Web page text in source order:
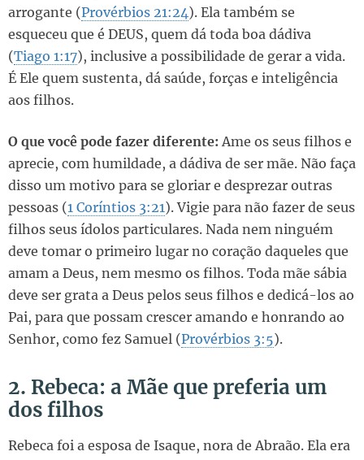
arrogante (Provérbios 21:24). Ela também se
esqueceu que é DEUS, quem dá toda boa dádiva
(Tiago 1:17), inclusive a possibilidade de gerar a vida.
É Ele quem sustenta, dá saúde, forças e inteligência
aos filhos.
O que você pode fazer diferente: Ame os seus filhos e
aprecie, com humildade, a dádiva de ser mãe. Não faça
disso um motivo para se gloriar e desprezar outras
pessoas (1 Coríntios 3:21). Vigie para não fazer de seus
filhos seus ídolos particulares. Nada nem ninguém
deve tomar o primeiro lugar no coração daqueles que
amam a Deus, nem mesmo os filhos. Toda mãe sábia
deve ser grata a Deus pelos seus filhos e dedicá-los ao
Pai, para que possam crescer amando e honrando ao
Senhor, como fez Samuel (Provérbios 3:5).
2. Rebeca: a Mãe que preferia um
dos filhos
Rebeca foi a esposa de Isaque, nora de Abraão. Ela era